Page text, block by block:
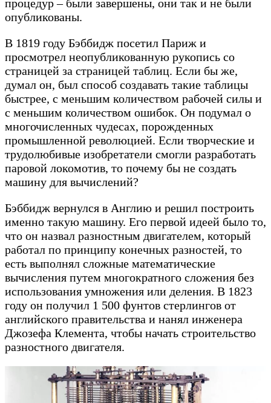
процедур – были завершены, они так и не были
опубликованы.
В 1819 году Бэббидж посетил Париж и
просмотрел неопубликованную рукопись со
страницей за страницей таблиц. Если бы же,
думал он, был способ создавать такие таблицы
быстрее, с меньшим количеством рабочей силы и
с меньшим количеством ошибок. Он подумал о
многочисленных чудесах, порожденных
промышленной революцией. Если творческие и
трудолюбивые изобретатели смогли разработать
паровой локомотив, то почему бы не создать
машину для вычислений?
Бэббидж вернулся в Англию и решил построить
именно такую машину. Его первой идеей было то,
что он назвал разностным двигателем, который
работал по принципу конечных разностей, то
есть выполнял сложные математические
вычисления путем многократного сложения без
использования умножения или деления. В 1823
году он получил 1 500 фунтов стерлингов от
английского правительства и нанял инженера
Джозефа Клемента, чтобы начать строительство
разностного двигателя.